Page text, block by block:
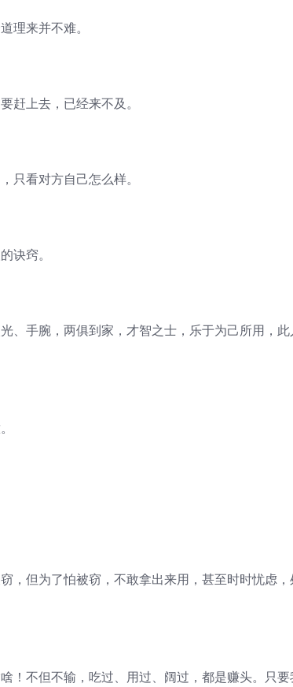
理来并不难。
赶上去，已经来不及。
只看对方自己怎么样。
诀窍。
、手腕，两俱到家，才智之士，乐于为己所用，此
，但为了怕被窃，不敢拿出来用，甚至时时忧虑，
！不但不输，吃过、用过、阔过，都是赚头。只要